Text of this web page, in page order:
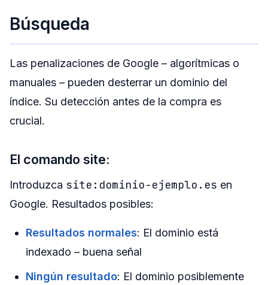
Búsqueda
Las penalizaciones de Google – algorítmicas o
manuales – pueden desterrar un dominio del
índice. Su detección antes de la compra es
crucial.
El comando site:
Introduzca site:dominio-ejemplo.es en
Google. Resultados posibles:
Resultados normales: El dominio está
indexado – buena señal
Ningún resultado: El dominio posiblemente